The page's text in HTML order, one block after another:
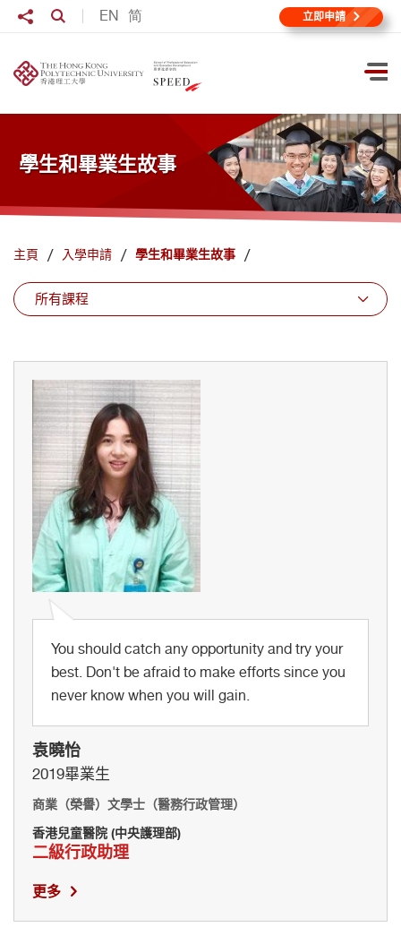
跳到主要內容
打
EN 简
分享至打開搜尋輸入格 立即申請
學生和畢業生故事
主頁 入學申請 學生和畢業生故事
所有課程
袁曉怡
2019畢業生
商業（榮譽）文學士（醫務行政管理）
香港兒童醫院 (中央護理部)
二級行政助理
You should catch any opportunity and try your
best. Don't be afraid to make efforts since you
never know when you will gain.
更多